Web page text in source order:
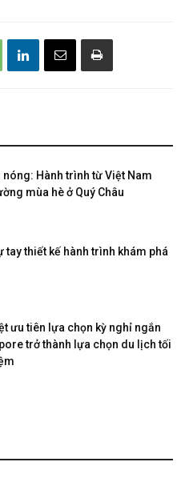
Hành trình từ Việt Nam
mùa hè ở Quý Châu
tay thiết kế hành trình khám phá
ưu tiên lựa chọn kỳ nghỉ ngắn
trở thành lựa chọn du lịch tối